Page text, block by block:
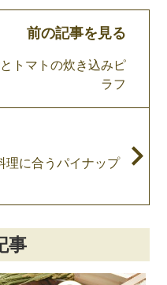
前の記事を見る
トマトの炊き込みピ
ラフ
理に合うパイナップ
事